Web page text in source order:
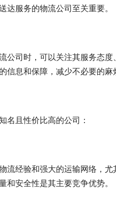
服务的物流公司至关重要。
公司时，可以关注其服务态
息和保障，减少不必要的麻
名且性价比高的公司：
流经验和强大的运输网络，
安全性是其主要竞争优势。